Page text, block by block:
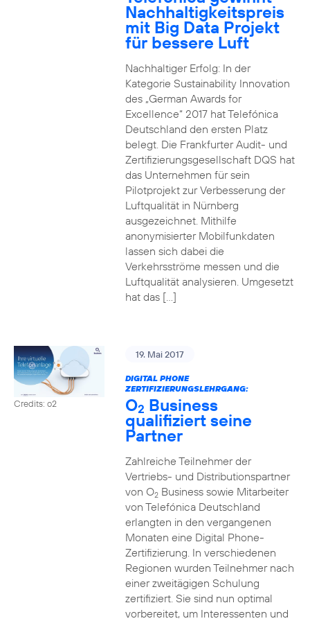
Nachhaltigkeitspreis
mit Big Data Projekt
für bessere Luft
Nachhaltiger Erfolg: In der
Kategorie Sustainability Innovation
des „German Awards for
Excellence“ 2017 hat Telefónica
Deutschland den ersten Platz
belegt. Die Frankfurter Audit- und
Zertifizierungsgesellschaft DQS hat
das Unternehmen für sein
Pilotprojekt zur Verbesserung der
Luftqualität in Nürnberg
ausgezeichnet. Mithilfe
anonymisierter Mobilfunkdaten
lassen sich dabei die
Verkehrsströme messen und die
Luftqualität analysieren. Umgesetzt
hat das […]
Credits: o2
19. Mai 2017
DIGITAL PHONE
ZERTIFIZIERUNGSLEHRGANG:
O2 Business
qualifiziert seine
Partner
Zahlreiche Teilnehmer der
Vertriebs- und Distributionspartner
von O2Business sowie Mitarbeiter
von Telefónica Deutschland
erlangten in den vergangenen
Monaten eine Digital Phone-
Zertifizierung. In verschiedenen
Regionen wurden Teilnehmer nach
einer zweitägigen Schulung
zertifiziert. Sie sind nun optimal
vorbereitet, um Interessenten und